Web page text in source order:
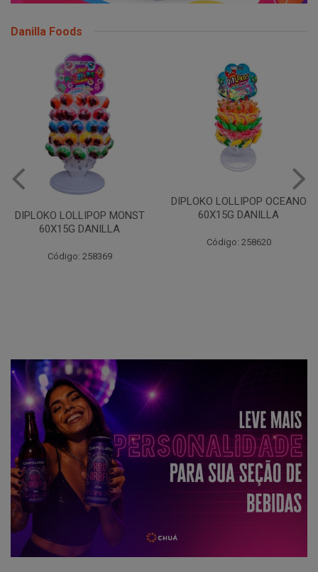
Danilla Foods
DIPLOKO LOLLIPOP MONST
60X15G DANILLA
Código: 258369
DIPLOKO LOLLIPOP OCEANO
60X15G DANILLA
Código: 258620